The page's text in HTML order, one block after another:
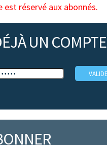
est réservé aux abonnés.
UN COMPTE